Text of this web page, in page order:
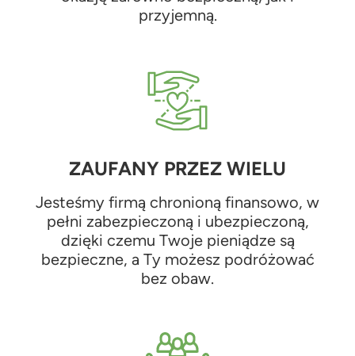
przyjemną.
ZAUFANY PRZEZ WIELU
Jesteśmy firmą chronioną finansowo, w
pełni zabezpieczoną i ubezpieczoną,
dzięki czemu Twoje pieniądze są
bezpieczne, a Ty możesz podróżować
bez obaw.